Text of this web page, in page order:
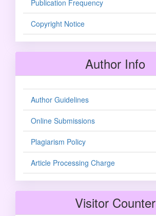
Publication Frequency
Copyright Notice
Author Info
Author Guidelines
Online Submissions
Plagiarism Policy
Article Processing Charge
Visitor Counter